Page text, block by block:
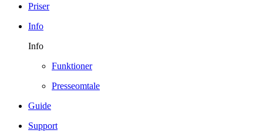
Priser
Info
Info
Funktioner
Presseomtale
Guide
Support